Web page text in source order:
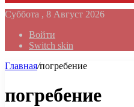
Суббота , 8 Август 2026
Войти
Switch skin
Главная/погребение
погребение